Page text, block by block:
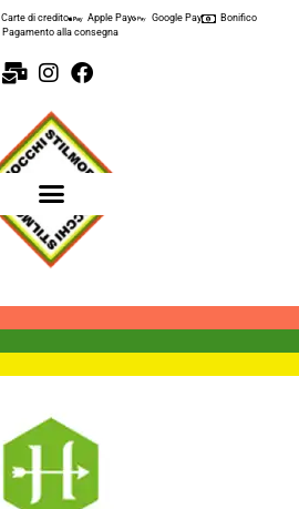
Carte di credito Apple Pay Google Pay
Bonifico
Pagamento alla consegna